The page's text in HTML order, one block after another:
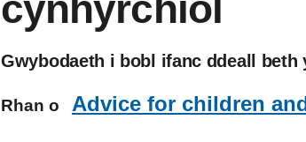
Gwybodaeth i bobl ifanc ddeall
Rhan o Advice for children